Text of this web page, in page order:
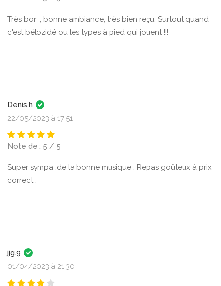
Très bon , bonne ambiance, très bien reçu. Surtout quand
c'est bélozidé ou les types à pied qui jouent !!!
Denis.h
22/05/2023 à 17:51
Note de : 5 / 5
Super sympa ,de la bonne musique . Repas goûteux à prix
correct .
jjg.9
01/04/2023 à 21:30